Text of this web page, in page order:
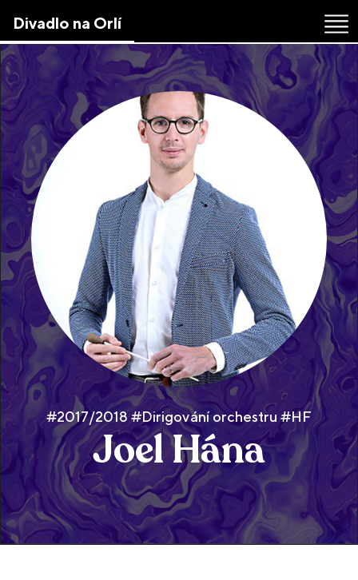
the
content
↷
Divadlo na Orlí
#2017/2018 #Dirigování orchestru #HF
Joel Hána